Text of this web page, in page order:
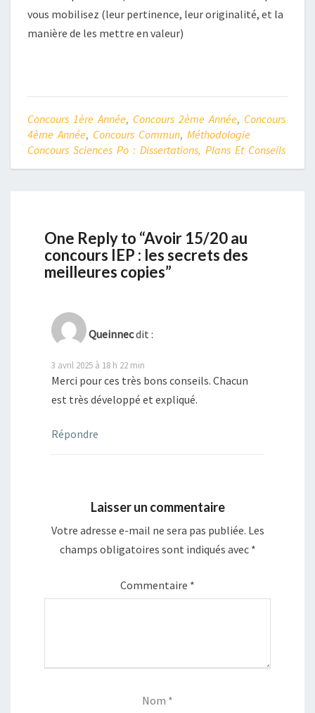
vous mobilisez (leur pertinence, leur originalité, et la
manière de les mettre en valeur)
Concours 1ère Année, Concours 2ème Année, Concours
4ème Année, Concours Commun, Méthodologie
Concours Sciences Po : Dissertations, Plans Et Conseils
One Reply to “Avoir 15/20 au
concours IEP : les secrets des
meilleures copies”
Queinnecdit :
3 avril 2025 à 18 h 22 min
Merci pour ces très bons conseils. Chacun
est très développé et expliqué.
Répondre
Laisser un commentaire
Votre adresse e-mail ne sera pas publiée. Les
champs obligatoires sont indiqués avec *
Commentaire *
Nom *